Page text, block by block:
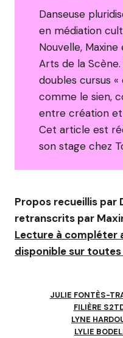
Danseuse
en médiation
Nouvelle,
Arts de la
doubles cursus «
comme le sien,
entre création
Cet article est
son stage chez
Propos recueillis par
retranscrits par
Lecture à compléter
disponible sur
JULIE FONTÈS-
FILIÈRE
LYNE
LYLIE